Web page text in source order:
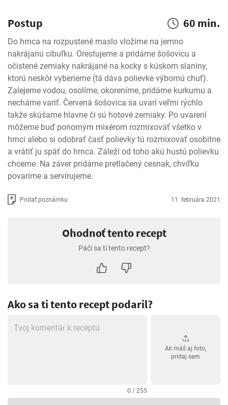
Postup 60 min.
Do hrnca na rozpustené maslo vložíme na jemno
nakrájanú cibuľku. Orestujeme a pridáme šošovicu a
očistené zemiaky nakrájané na kocky s kúskom slaniny,
ktorú neskôr vyberieme (tá dáva polievke výbornú chuť).
Zalejeme vodou, osolíme, okoreníme, pridáme kurkumu a
necháme variť. Červená šošovica sa uvarí veľmi rýchlo
takže skúšame hlavne či sú hotové zemiaky. Po uvarení
môžeme buď ponorným mixérom rozmixovať všetko v
hrnci alebo si odobrať časť polievky tú rozmixovať osobitne
a vrátiť ju späť do hrnca. Záleží od toho akú hustú polievku
chceme. Na záver pridáme pretlačený cesnak, chvíľku
povaríme a servírujeme.
Pridať poznámku 11. februára 2021
Ohodnoť tento recept
Páči sa ti tento recept?
Ako sa ti tento recept podaril?
0 / 255
Ak máš aj foto,
pridaj sem